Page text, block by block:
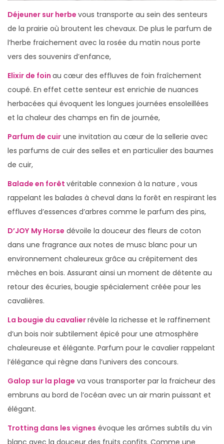
Déjeuner sur herbe vous transporte au sein des senteurs
de la prairie où broutent les chevaux. De plus le parfum de
l’herbe fraichement avec la rosée du matin nous porte
vers des souvenirs d’enfance,
Elixir de foin au cœur des effluves de foin fraîchement
coupé. En effet cette senteur est enrichie de nuances
herbacées qui évoquent les longues journées ensoleillées
et la chaleur des champs en fin de journée,
Parfum de cuir une invitation au cœur de la sellerie avec
les parfums de cuir des selles et en particulier des baumes
de cuir,
Balade en forêt véritable connexion à la nature , vous
rappelant les balades à cheval dans la forêt en respirant les
effluves d’essences d’arbres comme le parfum des pins,
D’JOY My Horse dévoile la douceur des fleurs de coton
dans une fragrance aux notes de musc blanc pour un
environnement chaleureux grâce au crépitement des
mèches en bois. Assurant ainsi un moment de détente au
retour des écuries, bougie spécialement créée pour les
cavalières.
La bougie du cavalierrévèle la richesse et le raffinement
d’un bois noir subtilement épicé pour une atmosphère
chaleureuse et élégante. Parfum pour le cavalier rappelant
l’élégance qui règne dans l’univers des concours.
Galop sur la plage va vous transporter par la fraicheur des
embruns au bord de l’océan avec un air marin puissant et
élégant.
Trotting dans les vignes évoque les arômes subtils du vin